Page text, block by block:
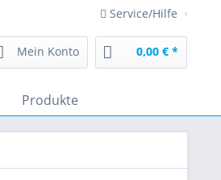
Service/Hilfe
Mein Konto 0,00 € *
Produkte